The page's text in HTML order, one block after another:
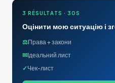
3 RÉSULTATS · 30S
Оцінити мою ситуацію і
⚖Права + закони
✉Ідеальний лист
✓Чек-лист